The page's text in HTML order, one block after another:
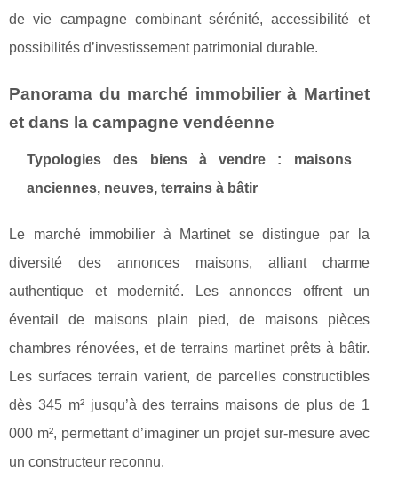
de vie campagne combinant sérénité, accessibilité et
possibilités d’investissement patrimonial durable.
Panorama du marché immobilier à Martinet
et dans la campagne vendéenne
Typologies des biens à vendre : maisons
anciennes, neuves, terrains à bâtir
Le marché immobilier à Martinet se distingue par la
diversité des annonces maisons, alliant charme
authentique et modernité. Les annonces offrent un
éventail de maisons plain pied, de maisons pièces
chambres rénovées, et de terrains martinet prêts à bâtir.
Les surfaces terrain varient, de parcelles constructibles
dès 345 m² jusqu’à des terrains maisons de plus de 1
000 m², permettant d’imaginer un projet sur-mesure avec
un constructeur reconnu.